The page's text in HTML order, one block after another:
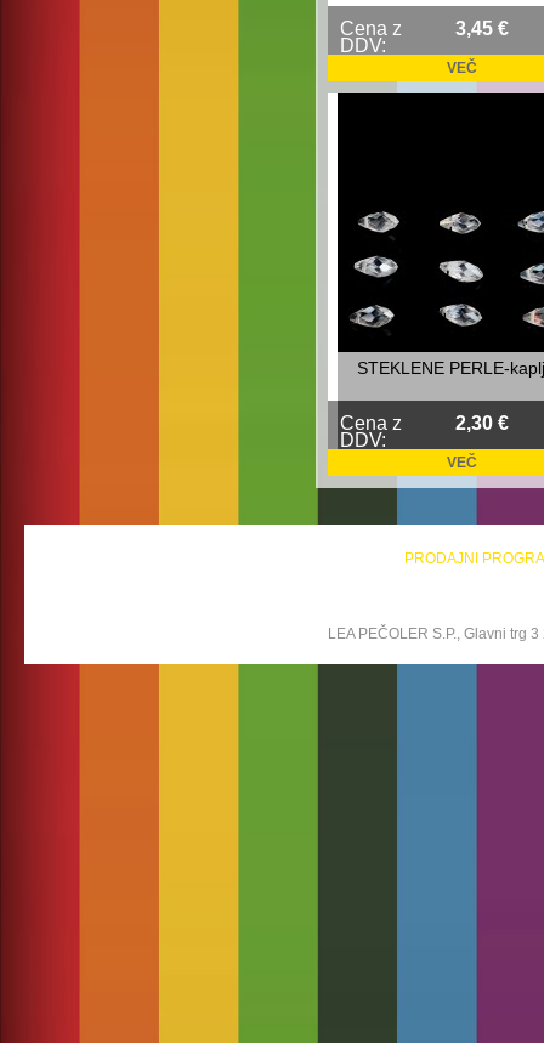
Cena z
DDV:
3,45 €
VEČ
STEKLENE PERLE-
Cena z
DDV:
2,30 €
VEČ
PRODAJNI
LEA PEČOLER S.P., Glavni trg